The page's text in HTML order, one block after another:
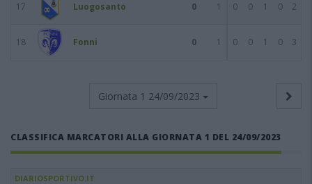
17 Luogosanto 0 1 0 0 1 0 2
18 Fonni 0 1 0 0 1 0 3
Giornata 1 24/09/2023
CLASSIFICA MARCATORI ALLA GIORNATA 1 DEL 24/09/2023
DIARIOSPORTIVO.IT